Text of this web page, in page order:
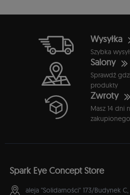
Wysyłka
Szybka
Salony
Sprawdź
produkty
Zwroty
Masz 14 dni
Spark Eye Concept Store
aleja "Solidarności" 173/Budynek C,